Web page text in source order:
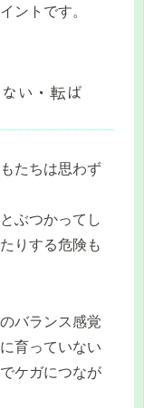
ントです。
い・転ば
たちは思わず
ぶつかってし
りする危険も
バランス感覚
育っていない
ケガにつなが